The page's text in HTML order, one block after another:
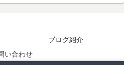
ブログ紹介
い合わせ